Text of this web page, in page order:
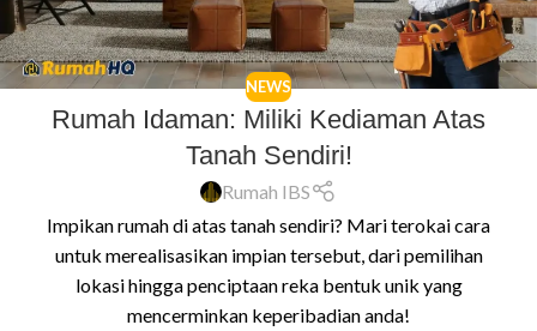
NEWS
Rumah Idaman: Miliki Kediaman Atas
Tanah Sendiri!
Rumah IBS
Impikan rumah di atas tanah sendiri? Mari terokai cara
untuk merealisasikan impian tersebut, dari pemilihan
lokasi hingga penciptaan reka bentuk unik yang
mencerminkan keperibadian anda!